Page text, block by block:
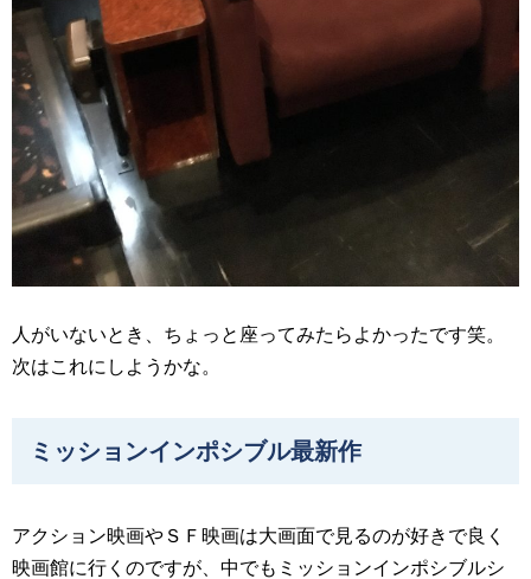
人がいないとき、ちょっと座ってみたらよかったです笑。
次はこれにしようかな。
ミッションインポシブル最新作
アクション映画やＳＦ映画は大画面で見るのが好きで良く
映画館に行くのですが、中でもミッションインポシブルシ